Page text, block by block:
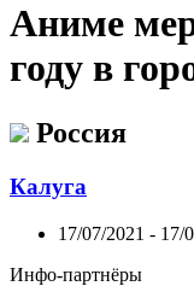
Аниме
году в
Россия
Калуга
17/07/2021 - 17/
Инфо-партнёры